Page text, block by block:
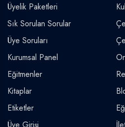
Üyelik Paketleri
Sık Sorulan Sorular
Üye Soruları
Kurumsal Panel
Eğitmenler
Kitaplar
Etiketler
Üye Girişi